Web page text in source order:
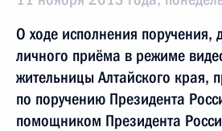
О ходе исполнения поручения,
личного приёма в режиме
жительницы Алтайского края,
по поручению Президента
помощником Президента